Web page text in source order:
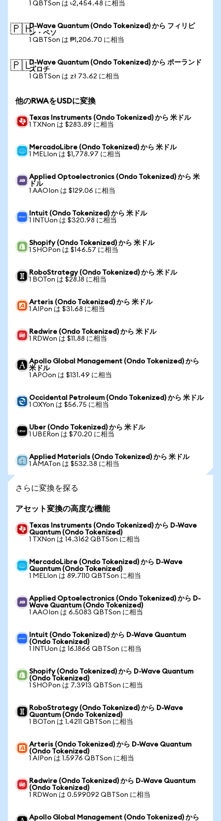
1 QBTSon は ৳2,454.48 に相当
🇵🇭D-Wave Quantum (Ondo Tokenized) から フィリピ
ン・ペソ
1 QBTSon は ₱1,206.70 に相当
🇵🇱D-Wave Quantum (Ondo Tokenized) から ポーランド
ズロチ
1 QBTSon は zł 73.62 に相当
他のRWAをUSDに変換
Texas Instruments (Ondo Tokenized) から 米ドル
1 TXNon は $283.89 に相当
MercadoLibre (Ondo Tokenized) から 米ドル
1 MELIon は $1,778.97 に相当
Applied Optoelectronics (Ondo Tokenized) から 米
ドル
1 AAOIon は $129.06 に相当
Intuit (Ondo Tokenized) から 米ドル
1 INTUon は $320.98 に相当
Shopify (Ondo Tokenized) から 米ドル
1 SHOPon は $146.57 に相当
RoboStrategy (Ondo Tokenized) から 米ドル
1 BOTon は $28.18 に相当
Arteris (Ondo Tokenized) から 米ドル
1 AIPon は $31.68 に相当
Redwire (Ondo Tokenized) から 米ドル
1 RDWon は $11.88 に相当
Apollo Global Management (Ondo Tokenized) から
米ドル
1 APOon は $131.49 に相当
Occidental Petroleum (Ondo Tokenized) から 米ドル
1 OXYon は $56.75 に相当
Uber (Ondo Tokenized) から 米ドル
1 UBERon は $70.20 に相当
Applied Materials (Ondo Tokenized) から 米ドル
1 AMATon は $532.38 に相当
さらに変換を探る
アセット変換の高度な機能
Texas Instruments (Ondo Tokenized) から D-Wave
Quantum (Ondo Tokenized)
1 TXNon は 14.3162 QBTSon に相当
MercadoLibre (Ondo Tokenized) から D-Wave
Quantum (Ondo Tokenized)
1 MELIon は 89.7110 QBTSon に相当
Applied Optoelectronics (Ondo Tokenized) から D-
Wave Quantum (Ondo Tokenized)
1 AAOIon は 6.5083 QBTSon に相当
Intuit (Ondo Tokenized) から D-Wave Quantum
(Ondo Tokenized)
1 INTUon は 16.1866 QBTSon に相当
Shopify (Ondo Tokenized) から D-Wave Quantum
(Ondo Tokenized)
1 SHOPon は 7.3913 QBTSon に相当
RoboStrategy (Ondo Tokenized) から D-Wave
Quantum (Ondo Tokenized)
1 BOTon は 1.4211 QBTSon に相当
Arteris (Ondo Tokenized) から D-Wave Quantum
(Ondo Tokenized)
1 AIPon は 1.5976 QBTSon に相当
Redwire (Ondo Tokenized) から D-Wave Quantum
(Ondo Tokenized)
1 RDWon は 0.599092 QBTSon に相当
Apollo Global Management (Ondo Tokenized) から